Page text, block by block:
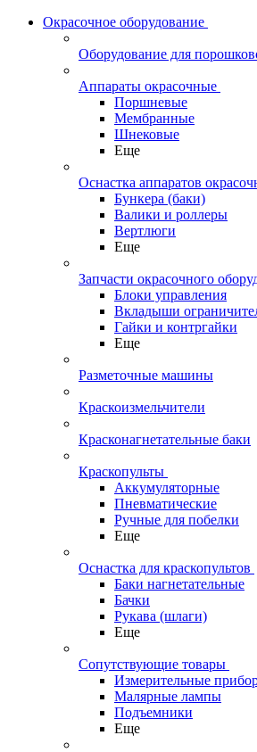
Окрасочное оборудование
Оборудование для
Аппараты окрасочные
Поршневые
Мембранные
Шнековые
Еще
Оснастка аппаратов
Бункера (баки)
Валики и роллеры
Вертлюги
Еще
Запчасти окрасочного
Блоки управления
Вкладыши
Гайки и контргайки
Еще
Разметочные машины
Краскоизмельчители
Красконагнетательные баки
Краскопульты
Аккумуляторные
Пневматические
Ручные для побелки
Еще
Оснастка для краскопультов
Баки нагнетательные
Бачки
Рукава (шлаги)
Еще
Сопутствующие товары
Измерительные
Малярные лампы
Подъемники
Еще